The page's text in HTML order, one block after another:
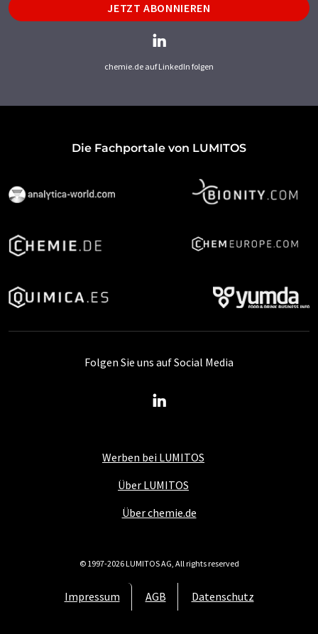
JETZT ABONNIEREN
chemie.de auf LinkedIn folgen
Die Fachportale von LUMITOS
Werben bei LUMITOS
Über LUMITOS
Über chemie.de
Impressum AGB Datenschutz
Folgen Sie uns auf Social Media
© 1997-2026 LUMITOS AG, All rights reserved